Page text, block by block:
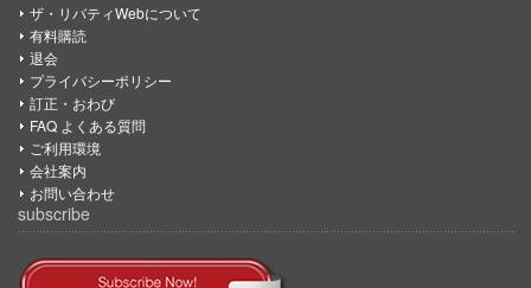
ザ・リバティWebについて
有料購読
退会
プライバシーポリシー
訂正・おわび
FAQ よくある質問
ご利用環境
会社案内
お問い合わせ
subscribe